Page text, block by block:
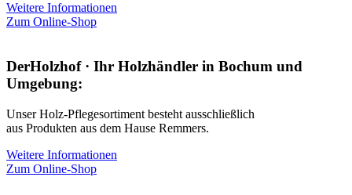
Weitere Informationen
Zum Online-Shop
DerHolzhof · Ihr Holzhändler in Bochum und
Umgebung:
Unser Holz-Pflegesortiment besteht ausschließlich
aus Produkten aus dem Hause Remmers.
Weitere Informationen
Zum Online-Shop